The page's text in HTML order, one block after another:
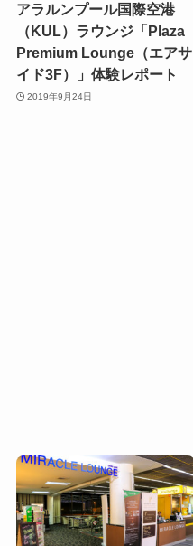
アラルンプール国際空港
（KUL）ラウンジ「Plaza
Premium Lounge（エアサ
イド3F）」体験レポート
2019年9月24日